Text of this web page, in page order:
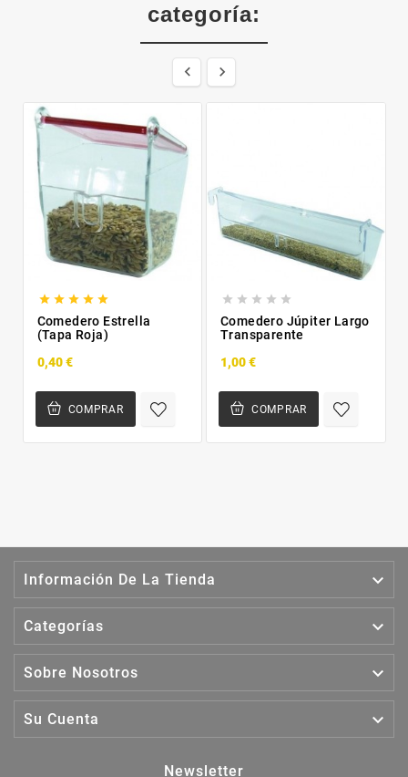
categoría:
 
    
Comedero Estrella
(Tapa Roja)
0,40 €
COMPRAR
    
Comedero Júpiter Largo
Transparente
1,00 €
COMPRAR
Información De La Tienda 
Categorías 
Sobre Nosotros 
Su Cuenta 
Newsletter